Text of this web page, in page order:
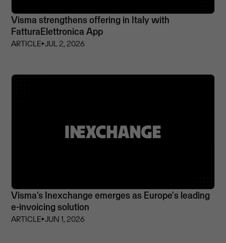
Visma strengthens offering in Italy with
FatturaElettronica App
ARTICLE⏵JUL 2, 2026
Visma’s Inexchange emerges as Europe's leading
e-invoicing solution
ARTICLE⏵JUN 1, 2026